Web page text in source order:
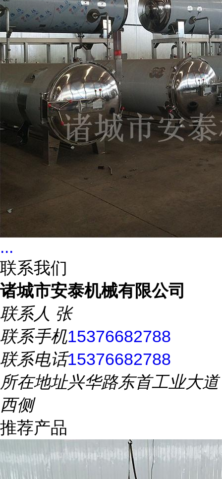
...
联系我们
诸城市安泰机械有限公司
联系人 张
联系手机15376682788
联系电话15376682788
所在地址兴华路东首工业大道
西侧
推荐产品